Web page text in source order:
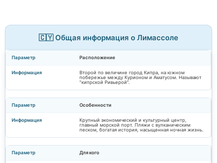
🇨🇾 Общая информация о Лимассоле
Расположение
Второй по величине город Кипра, на южном
побережье между Курионом и Аматусом. Называют
"кипрской Ривьерой".
Особенности
Крупный экономический и культурный центр,
главный морской порт. Пляжи с вулканическим
песком, богатая история, насыщенная ночная жизнь.
Для кого